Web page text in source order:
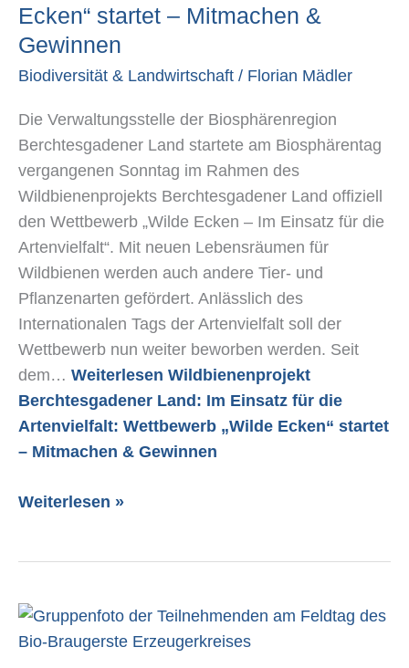
Ecken“ startet – Mitmachen &
Gewinnen
Biodiversität & Landwirtschaft / Florian Mädler
Die Verwaltungsstelle der Biosphärenregion
Berchtesgadener Land startete am Biosphärentag
vergangenen Sonntag im Rahmen des
Wildbienenprojekts Berchtesgadener Land offiziell
den Wettbewerb „Wilde Ecken – Im Einsatz für die
Artenvielfalt“. Mit neuen Lebensräumen für
Wildbienen werden auch andere Tier- und
Pflanzenarten gefördert. Anlässlich des
Internationalen Tags der Artenvielfalt soll der
Wettbewerb nun weiter beworben werden. Seit
dem… Weiterlesen Wildbienenprojekt
Berchtesgadener Land: Im Einsatz für die
Artenvielfalt: Wettbewerb „Wilde Ecken“ startet
– Mitmachen & Gewinnen
die
Artenvielfalt:
Wettbewerb
Ecken“
startet
–
Mitmachen
&
Gewinnen
Weiterlesen »
Feldtag
mit